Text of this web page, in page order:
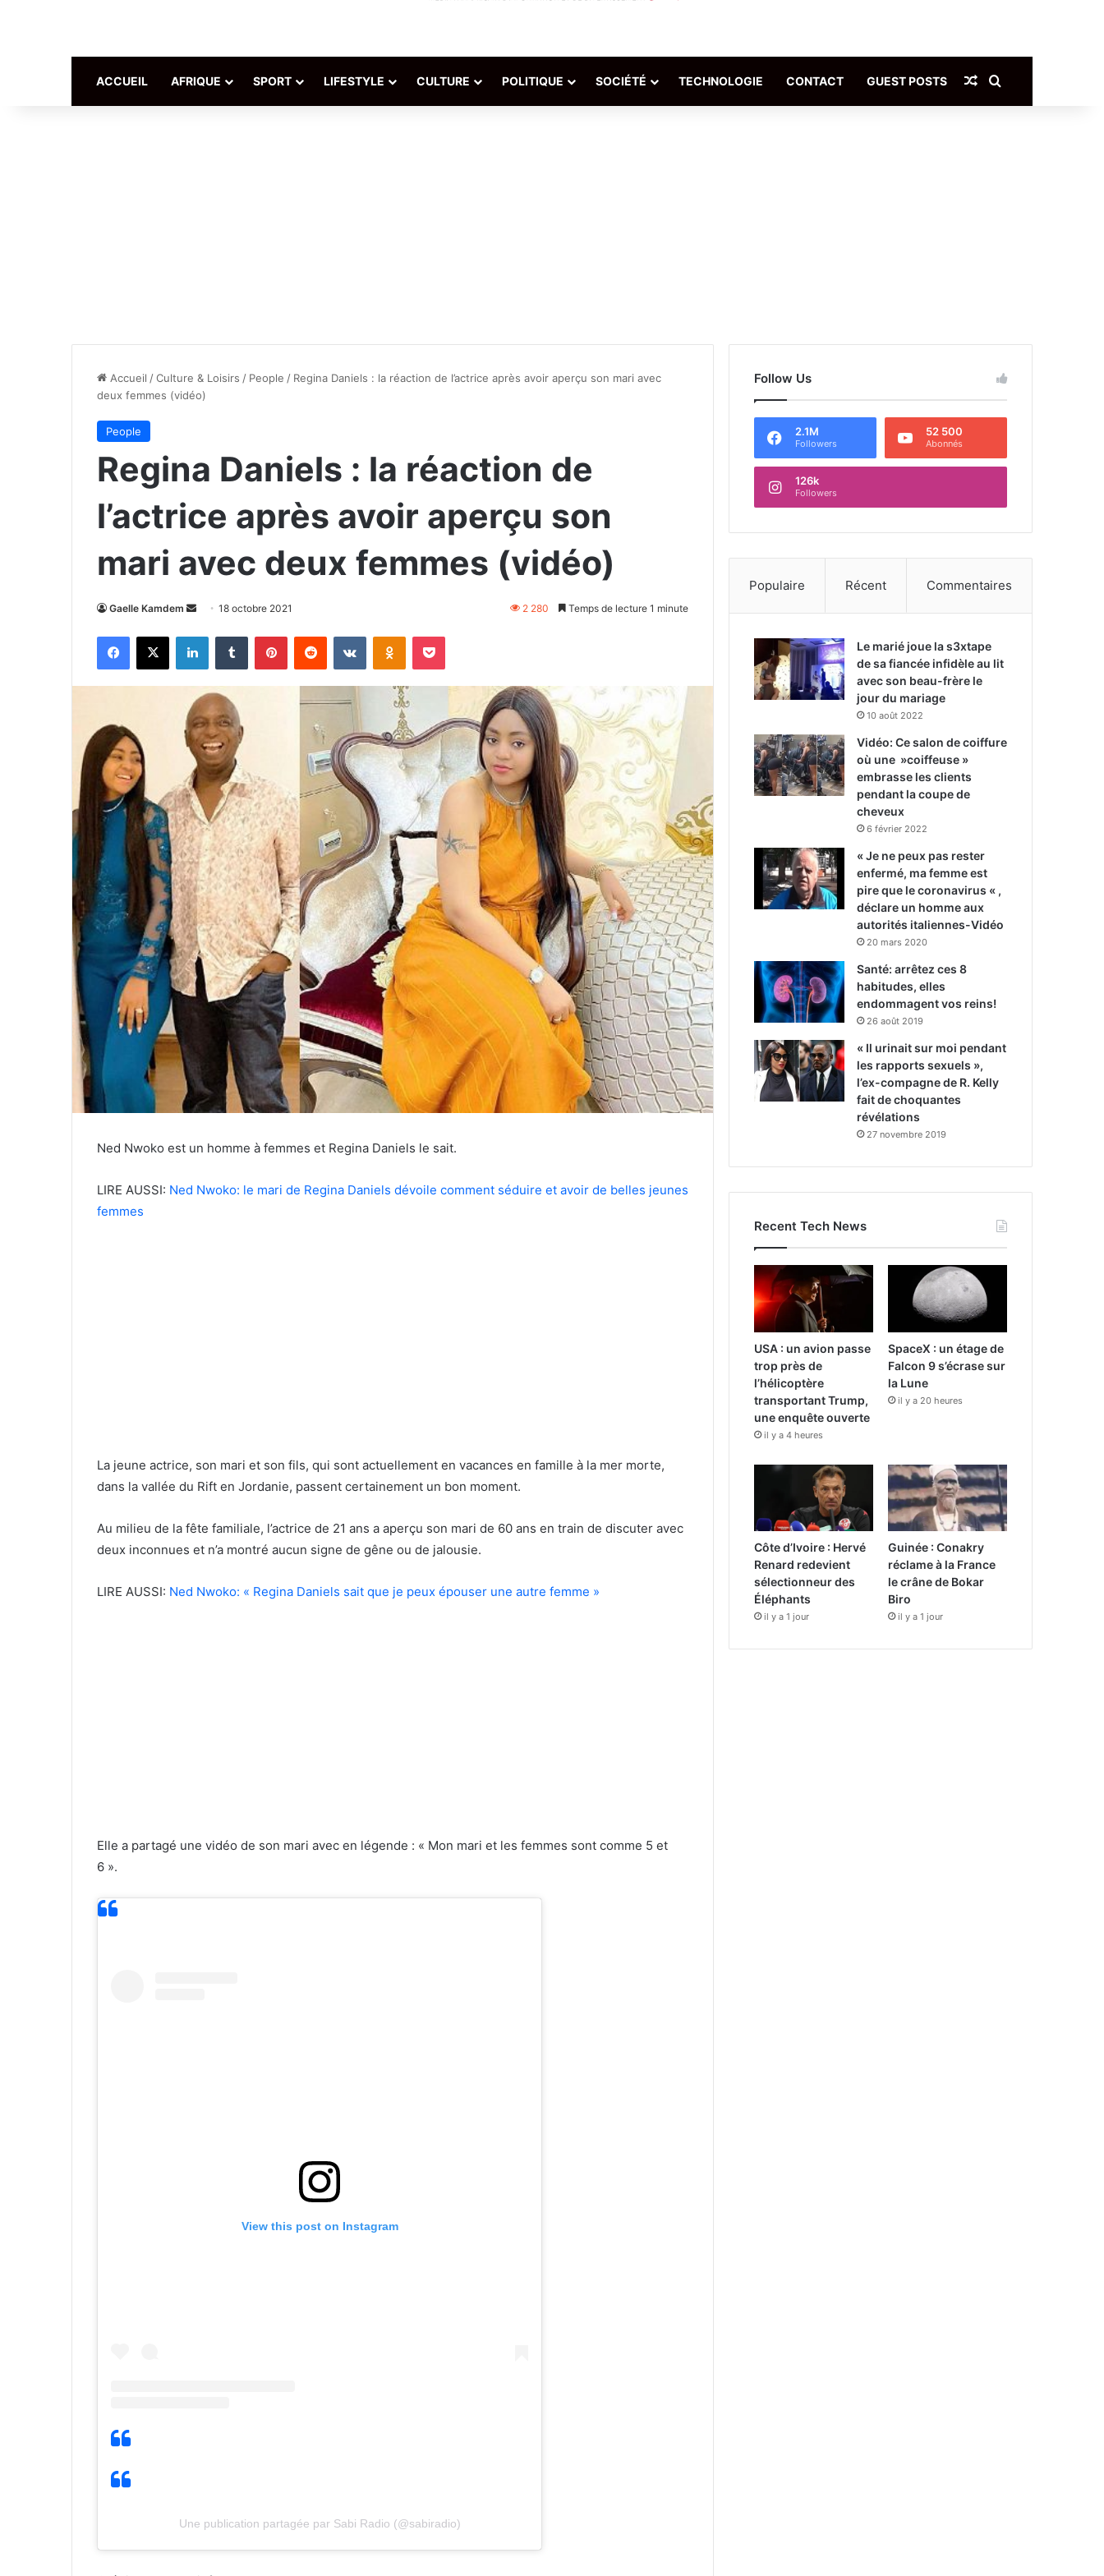
ACCUEIL AFRIQUE SPORT LIFESTYLE CULTURE POLITIQUE SOCIÉTÉ TECHNOLOGIE CONTACT GUEST POSTS Article Aléatoire
Accueil /Culture & Loisirs / People / Regina Daniels : la réaction de l’actrice après avoir aperçu son mari avec
deux femmes (vidéo)
People
Regina Daniels : la réaction de
l’actrice après avoir aperçu son
mari avec deux femmes (vidéo)
Gaelle Kamdem
Envoyer
courriel
18 octobre 2021 2 280 Temps de lecture 1 minute
Facebook
X LinkedinTumblr PinterestReddit VKontakteOdnoklassniki
Pocket
Ned Nwoko est un homme à femmes et Regina Daniels le sait.
LIRE AUSSI: Ned Nwoko: le mari de Regina Daniels dévoile comment séduire et avoir de belles jeunes
femmes
La jeune actrice, son mari et son fils, qui sont actuellement en vacances en famille à la mer morte,
dans la vallée du Rift en Jordanie, passent certainement un bon moment.
Au milieu de la fête familiale, l’actrice de 21 ans a aperçu son mari de 60 ans en train de discuter avec
deux inconnues et n’a montré aucun signe de gêne ou de jalousie.
LIRE AUSSI: Ned Nwoko: « Regina Daniels sait que je peux épouser une autre femme »
Elle a partagé une vidéo de son mari avec en légende : « Mon mari et les femmes sont comme 5 et
6 ».
View this post on Instagram
Une publication partagée par Sabi Radio (@sabiradio)
Follow Us
2.1M
Followers
52 500
Abonnés
126k
Followers
Populaire Récent Commentaires
Le marié joue la s3xtape
de sa fiancée infidèle au lit
avec son beau-frère le
jour du mariage
10 août 2022
Vidéo: Ce salon de coiffure
où une »coiffeuse »
embrasse les clients
pendant la coupe de
cheveux
6 février 2022
« Je ne peux pas rester
enfermé, ma femme est
pire que le coronavirus « ,
déclare un homme aux
autorités italiennes-Vidéo
20 mars 2020
Santé: arrêtez ces 8
habitudes, elles
endommagent vos reins!
26 août 2019
« Il urinait sur moi pendant
les rapports sexuels »,
l’ex-compagne de R. Kelly
fait de choquantes
révélations
27 novembre 2019
Recent Tech News
USA : un avion passe
trop près de
l’hélicoptère
transportant Trump,
une enquête ouverte
il y a 4 heures
SpaceX : un étage de
Falcon 9 s’écrase sur
la Lune
il y a 20 heures
Côte d’Ivoire : Hervé
Renard redevient
sélectionneur des
Éléphants
il y a 1 jour
Guinée : Conakry
réclame à la France
le crâne de Bokar
Biro
il y a 1 jour